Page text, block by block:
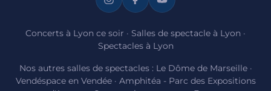
Concerts à Lyon ce soir · Salles de spectacle à Lyon ·
Spectacles à Lyon
Nos autres salles de spectacles : Le Dôme de Marseille·
Vendéspace en Vendée· Amphitéa - Parc des Expositions